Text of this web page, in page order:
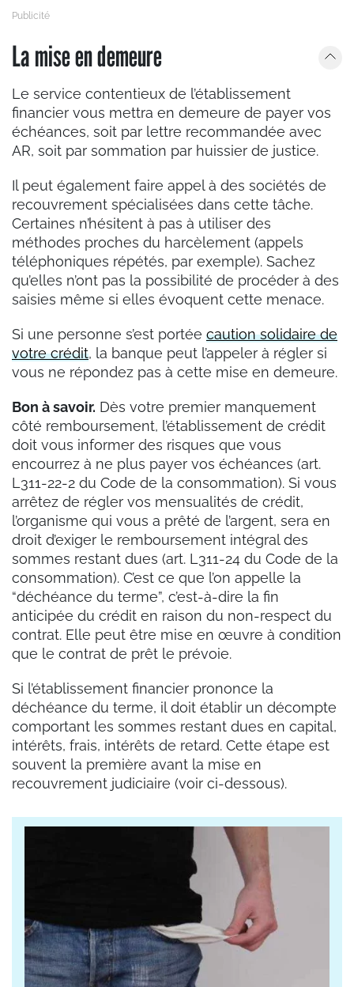
La mise en demeure
Le service contentieux de l’établissement
financier vous mettra en demeure de payer vos
échéances, soit par lettre recommandée avec
AR, soit par sommation par huissier de justice.
Il peut également faire appel à des sociétés de
recouvrement spécialisées dans cette tâche.
Certaines n’hésitent à pas à utiliser des
méthodes proches du harcèlement (appels
téléphoniques répétés, par exemple). Sachez
qu’elles n’ont pas la possibilité de procéder à des
saisies même si elles évoquent cette menace.
Si une personne s’est portée caution solidaire de
votre crédit, la banque peut l’appeler à régler si
vous ne répondez pas à cette mise en demeure.
Bon à savoir. Dès votre premier manquement
côté remboursement, l’établissement de crédit
doit vous informer des risques que vous
encourrez à ne plus payer vos échéances (art.
L311-22-2 du Code de la consommation). Si vous
arrêtez de régler vos mensualités de crédit,
l’organisme qui vous a prêté de l’argent, sera en
droit d’exiger le remboursement intégral des
sommes restant dues (art. L311-24 du Code de la
consommation). C’est ce que l’on appelle la
“déchéance du terme”, c’est-à-dire la fin
anticipée du crédit en raison du non-respect du
contrat. Elle peut être mise en œuvre à condition
que le contrat de prêt le prévoie.
Si l’établissement financier prononce la
déchéance du terme, il doit établir un décompte
comportant les sommes restant dues en capital,
intérêts, frais, intérêts de retard. Cette étape est
souvent la première avant la mise en
recouvrement judiciaire (voir ci-dessous).